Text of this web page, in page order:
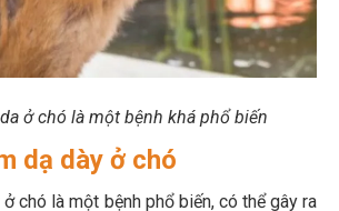
ở chó là một bệnh khá phổ biến
dạ dày ở chó
chó là một bệnh phổ biến, có thể gây ra